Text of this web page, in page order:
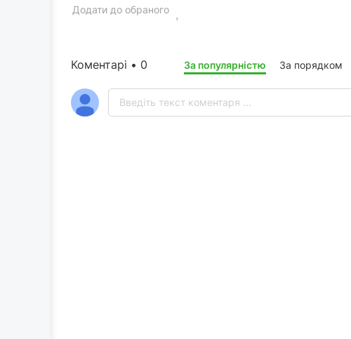
Додати до обраного
Коментарі • 0 За популярністю За порядком